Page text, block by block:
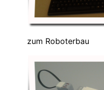
zum Roboterbau